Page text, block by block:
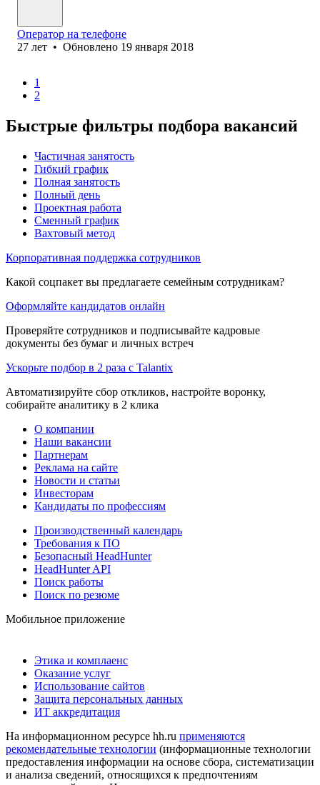
Оператор на телефоне
27 лет • Обновлено 19 января 2018
1
2
Быстрые фильтры подбора вакансий
Частичная занятость
Гибкий график
Полная занятость
Полный день
Проектная работа
Сменный график
Вахтовый метод
Корпоративная поддержка сотрудников
Какой соцпакет вы предлагаете семейным сотрудникам?
Оформляйте кандидатов онлайн
Проверяйте сотрудников и подписывайте кадровые
документы без бумаг и личных встреч
Ускорьте подбор в 2 раза с Talantix
Автоматизируйте сбор откликов, настройте воронку,
собирайте аналитику в 2 клика
О компании
Наши вакансии
Партнерам
Реклама на сайте
Новости и статьи
Инвесторам
Кандидаты по профессиям
Производственный календарь
Требования к ПО
Безопасный HeadHunter
HeadHunter API
Поиск работы
Поиск по резюме
Мобильное приложение
Этика и комплаенс
Оказание услуг
Использование сайтов
Защита персональных данных
ИТ аккредитация
На информационном ресурсе hh.ru применяются
рекомендательные технологии (информационные технологии
предоставления информации на основе сбора, систематизации
и анализа сведений, относящихся к предпочтениям